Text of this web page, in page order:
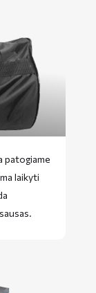
patogiame
laikyti